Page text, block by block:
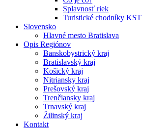
Splavnosť riek
Turistické chodníky KST
Slovensko
Hlavné mesto Bratislava
Opis Regiónov
Banskobystrický kraj
Bratislavský kraj
Košický kraj
Nitriansky kraj
Prešovský kraj
Trenčiansky kraj
Trnavský kraj
Žilinský kraj
Kontakt